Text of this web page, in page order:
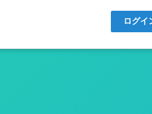
ログイ